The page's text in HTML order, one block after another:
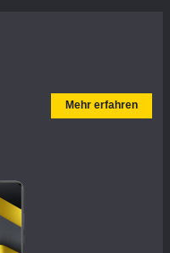
Mehr erfahren